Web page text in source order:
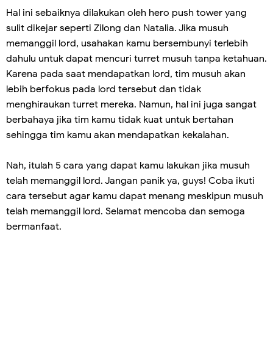
Hal ini sebaiknya dilakukan oleh hero push tower yang
sulit dikejar seperti Zilong dan Natalia. Jika musuh
memanggil lord, usahakan kamu bersembunyi terlebih
dahulu untuk dapat mencuri turret musuh tanpa ketahuan.
Karena pada saat mendapatkan lord, tim musuh akan
lebih berfokus pada lord tersebut dan tidak
menghiraukan turret mereka. Namun, hal ini juga sangat
berbahaya jika tim kamu tidak kuat untuk bertahan
sehingga tim kamu akan mendapatkan kekalahan.
Nah, itulah 5 cara yang dapat kamu lakukan jika musuh
telah memanggil lord. Jangan panik ya, guys! Coba ikuti
cara tersebut agar kamu dapat menang meskipun musuh
telah memanggil lord. Selamat mencoba dan semoga
bermanfaat.